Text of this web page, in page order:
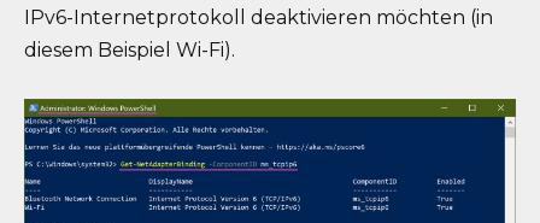
IPv6-Internetprotokoll deaktivieren möchten (in
diesem Beispiel Wi-Fi).